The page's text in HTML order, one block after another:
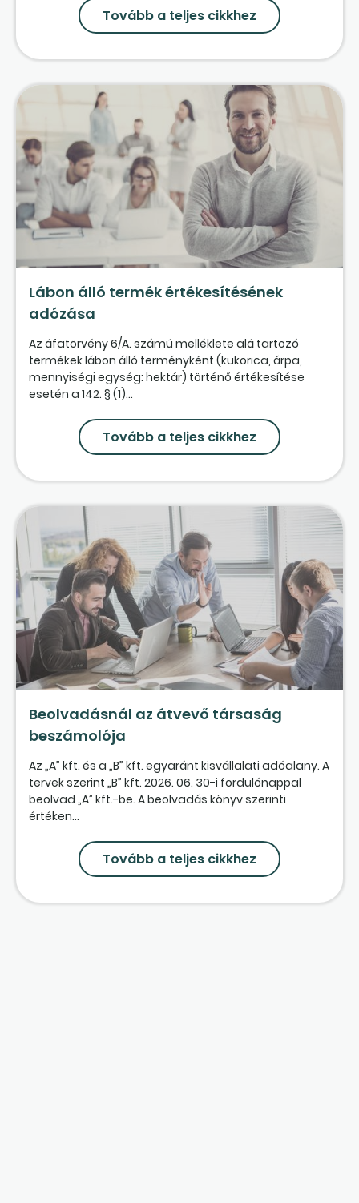
Tovább a teljes cikkhez
Lábon álló termék értékesítésének
adózása
Az áfatörvény 6/A. számú melléklete alá tartozó
termékek lábon álló terményként (kukorica, árpa,
mennyiségi egység: hektár) történő értékesítése
esetén a 142. § (1)...
Tovább a teljes cikkhez
Beolvadásnál az átvevő társaság
beszámolója
Az „A” kft. és a „B” kft. egyaránt kisvállalati adóalany. A
tervek szerint „B” kft. 2026. 06. 30-i fordulónappal
beolvad „A” kft.-be. A beolvadás könyv szerinti
értéken...
Tovább a teljes cikkhez